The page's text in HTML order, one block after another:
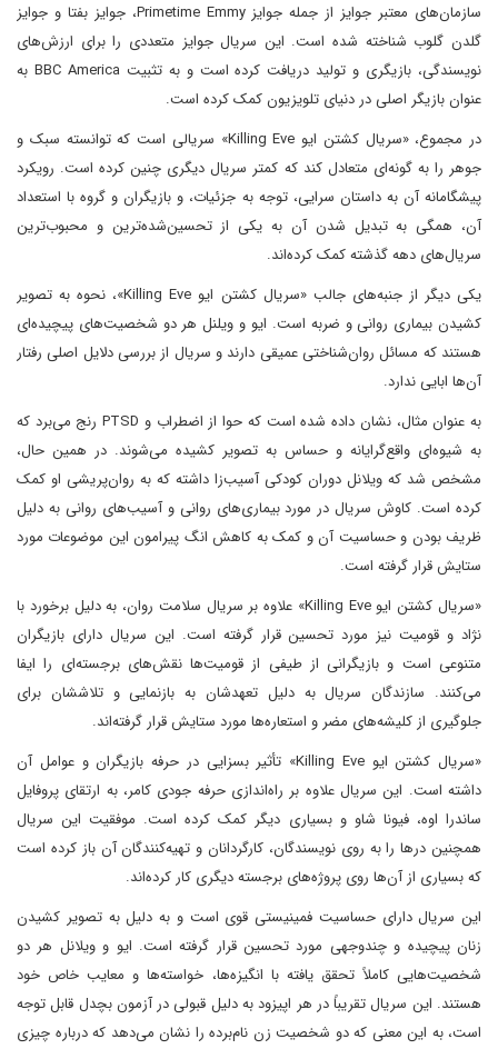
سازمان‌های معتبر جوایز از جمله جوایز Primetime Emmy، جوایز بفتا و جوایز
گلدن گلوب شناخته شده است. این سریال جوایز متعددی را برای ارزش‌های
نویسندگی، بازیگری و تولید دریافت کرده است و به تثبیت BBC America به
عنوان بازیگر اصلی در دنیای تلویزیون کمک کرده است.
در مجموع، «سریال کشتن ایو Killing Eve» سریالی است که توانسته سبک و
جوهر را به گونه‌ای متعادل کند که کمتر سریال دیگری چنین کرده است. رویکرد
پیشگامانه آن به داستان سرایی، توجه به جزئیات، و بازیگران و گروه با استعداد
آن، همگی به تبدیل شدن آن به یکی از تحسین‌شده‌ترین و محبوب‌ترین
سریال‌های دهه گذشته کمک کرده‌اند.
یکی دیگر از جنبه‌های جالب «سریال کشتن ایو Killing Eve»، نحوه به تصویر
کشیدن بیماری روانی و ضربه است. ایو و ویلنل هر دو شخصیت‌های پیچیده‌ای
هستند که مسائل روان‌شناختی عمیقی دارند و سریال از بررسی دلایل اصلی رفتار
آن‌ها ابایی ندارد.
به عنوان مثال، نشان داده شده است که حوا از اضطراب و PTSD رنج می‌برد که
به شیوه‌ای واقع‌گرایانه و حساس به تصویر کشیده می‌شوند. در همین حال،
مشخص شد که ویلانل دوران کودکی آسیب‌زا داشته که به روان‌پریشی او کمک
کرده است. کاوش سریال در مورد بیماری‌های روانی و آسیب‌های روانی به دلیل
ظریف بودن و حساسیت آن و کمک به کاهش انگ پیرامون این موضوعات مورد
ستایش قرار گرفته است.
«سریال کشتن ایو Killing Eve» علاوه بر سریال سلامت روان، به دلیل برخورد با
نژاد و قومیت نیز مورد تحسین قرار گرفته است. این سریال دارای بازیگران
متنوعی است و بازیگرانی از طیفی از قومیت‌ها نقش‌های برجسته‌ای را ایفا
می‌کنند. سازندگان سریال به دلیل تعهدشان به بازنمایی و تلاششان برای
جلوگیری از کلیشه‌های مضر و استعاره‌ها مورد ستایش قرار گرفته‌اند.
«سریال کشتن ایو Killing Eve» تأثیر بسزایی در حرفه بازیگران و عوامل آن
داشته است. این سریال علاوه بر راه‌اندازی حرفه جودی کامر، به ارتقای پروفایل
ساندرا اوه، فیونا شاو و بسیاری دیگر کمک کرده است. موفقیت این سریال
همچنین در‌ها را به روی نویسندگان، کارگردانان و تهیه‌کنندگان آن باز کرده است
که بسیاری از آن‌ها روی پروژه‌های برجسته دیگری کار کرده‌اند.
این سریال دارای حساسیت فمینیستی قوی است و به دلیل به تصویر کشیدن
زنان پیچیده و چندوجهی مورد تحسین قرار گرفته است. ایو و ویلانل هر دو
شخصیت‌هایی کاملاً تحقق یافته با انگیزه‌ها، خواسته‌ها و معایب خاص خود
هستند. این سریال تقریباً در هر اپیزود به دلیل قبولی در آزمون بچدل قابل توجه
است، به این معنی که دو شخصیت زن نام‌برده را نشان می‌دهد که درباره چیزی